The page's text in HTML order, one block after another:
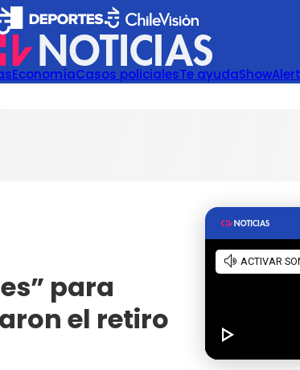
EconomíaCasos policialesTe ayudaShow
para
el retiro